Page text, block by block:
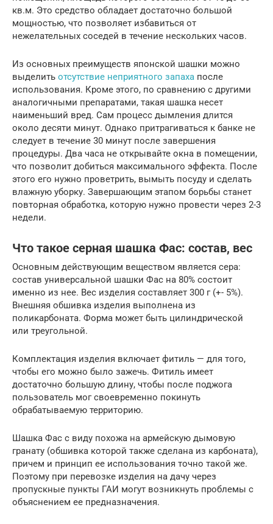
кв.м. Это средство обладает достаточно большой
мощностью, что позволяет избавиться от
нежелательных соседей в течение нескольких часов.
Из основных преимуществ японской шашки можно
выделить отсутствие неприятного запаха после
использования. Кроме этого, по сравнению с другими
аналогичными препаратами, такая шашка несет
наименьший вред. Сам процесс дымления длится
около десяти минут. Однако притрагиваться к банке не
следует в течение 30 минут после завершения
процедуры. Два часа не открывайте окна в помещении,
что позволит добиться максимального эффекта. После
этого его нужно проветрить, вымыть посуду и сделать
влажную уборку. Завершающим этапом борьбы станет
повторная обработка, которую нужно провести через 2-3
недели.
Что такое серная шашка Фас: состав, вес
Основным действующим веществом является сера:
состав универсальной шашки Фас на 80% состоит
именно из нее. Вес изделия составляет 300 г (+- 5%).
Внешняя обшивка изделия выполнена из
поликарбоната. Форма может быть цилиндрической
или треугольной.
Комплектация изделия включает фитиль — для того,
чтобы его можно было зажечь. Фитиль имеет
достаточно большую длину, чтобы после поджога
пользователь мог своевременно покинуть
обрабатываемую территорию.
Шашка Фас с виду похожа на армейскую дымовую
гранату (обшивка которой также сделана из карбоната),
причем и принцип ее использования точно такой же.
Поэтому при перевозке изделия на дачу через
пропускные пункты ГАИ могут возникнуть проблемы с
объяснением ее предназначения.